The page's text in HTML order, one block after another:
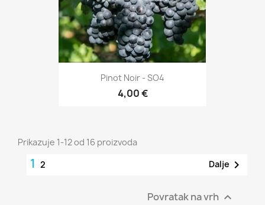
Pinot Noir - SO4
4,00 €
Prikazuje 1-12 od 16 proizvoda
1 2 Dalje 
Povratak na vrh 